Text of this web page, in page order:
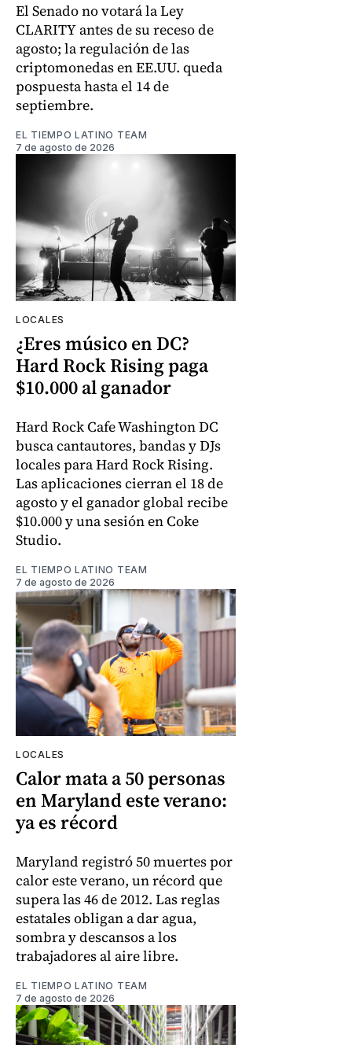
El Senado no votará la Ley
CLARITY antes de su receso de
agosto; la regulación de las
criptomonedas en EE.UU. queda
pospuesta hasta el 14 de
septiembre.
EL TIEMPO LATINO TEAM
7 de agosto de 2026
LOCALES
¿Eres músico en DC?
Hard Rock Rising paga
$10.000 al ganador
Hard Rock Cafe Washington DC
busca cantautores, bandas y DJs
locales para Hard Rock Rising.
Las aplicaciones cierran el 18 de
agosto y el ganador global recibe
$10.000 y una sesión en Coke
Studio.
EL TIEMPO LATINO TEAM
7 de agosto de 2026
LOCALES
Calor mata a 50 personas
en Maryland este verano:
ya es récord
Maryland registró 50 muertes por
calor este verano, un récord que
supera las 46 de 2012. Las reglas
estatales obligan a dar agua,
sombra y descansos a los
trabajadores al aire libre.
EL TIEMPO LATINO TEAM
7 de agosto de 2026